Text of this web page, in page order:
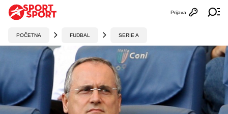
Otvori
Prijava
POČETNA FUDBAL SERIE A